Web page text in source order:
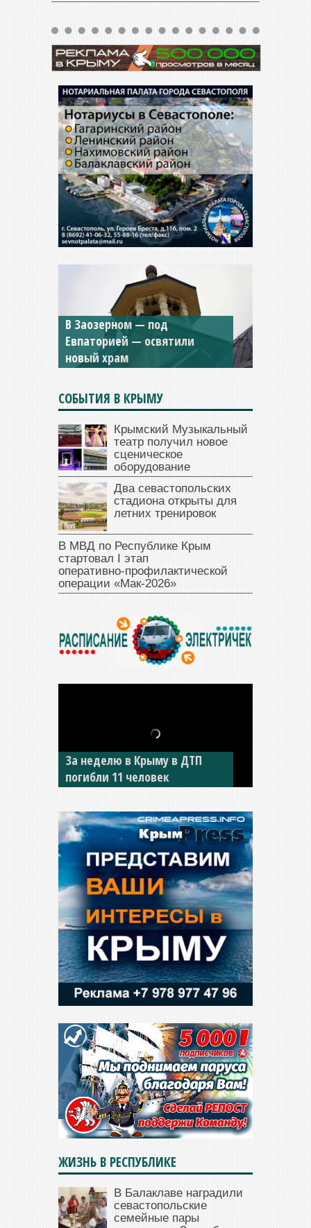
Мужской монастырь Косьмы
и Дамиана в Крыму вновь
открыт для посещения
СОБЫТИЯ В КРЫМУ
Крымский Музыкальный
театр получил новое
сценическое
оборудование
Два севастопольских
стадиона открыты для
летних тренировок
В МВД по Республике Крым
стартовал I этап
оперативно‑профилактической
операции «Мак‑2026»
В Джанкое водитель ВАЗа
сбил двух детей на «зебре»
ЖИЗНЬ В РЕСПУБЛИКЕ
В Балаклаве наградили
севастопольские
семейные пары